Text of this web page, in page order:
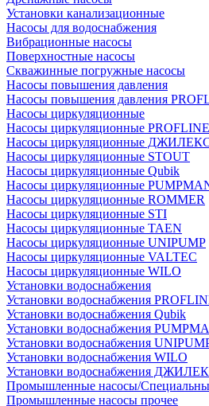
Установки канализационные
Насосы для водоснабжения
Вибрационные насосы
Поверхностные насосы
Скважинные погружные насосы
Насосы повышения давления
Насосы повышения давления
Насосы циркуляционные
Насосы циркуляционные PROFLINE
Насосы циркуляционные
Насосы циркуляционные STOUT
Насосы циркуляционные Qubik
Насосы циркуляционные
Насосы циркуляционные ROMMER
Насосы циркуляционные STI
Насосы циркуляционные TAEN
Насосы циркуляционные UNIPUMP
Насосы циркуляционные VALTEC
Насосы циркуляционные WILO
Установки водоснабжения
Установки водоснабжения
Установки водоснабжения Qubik
Установки водоснабжения
Установки водоснабжения
Установки водоснабжения WILO
Установки водоснабжения
Промышленные насосы/
Промышленные насосы прочее